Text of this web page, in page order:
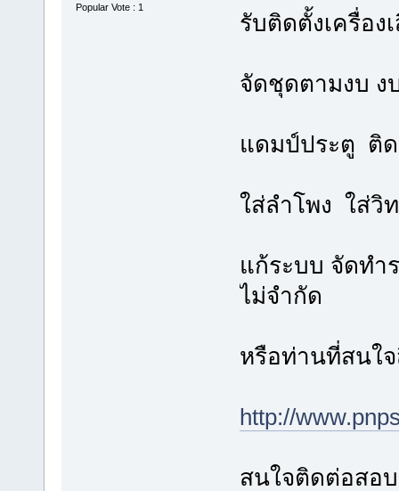
Popular Vote : 1
รับติดตั้งเครื่อ
จัดชุดตามงบ ง
แดมป์ประตู ติ
ใส่ลำโพง ใส่วิ
แก้ระบบ จัดทำ
ไม่จำกัด
หรือท่านที่สนใ
http://
สนใจติดต่อสอ